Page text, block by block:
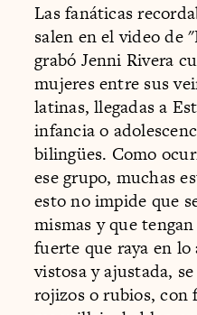
Las fanáticas
salen en el video de
grabó Jenni Rivera
mujeres entre sus
latinas, llegadas a
infancia o
bilingües. Como
ese grupo, muchas
esto no impide que
mismas y que
fuerte que raya en lo
vistosa y ajustada,
rojizos o rubios, con